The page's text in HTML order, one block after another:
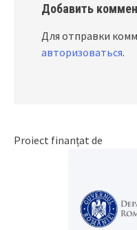
Добавить
Для отправки
авторизоваться.
Proiect finanțat de